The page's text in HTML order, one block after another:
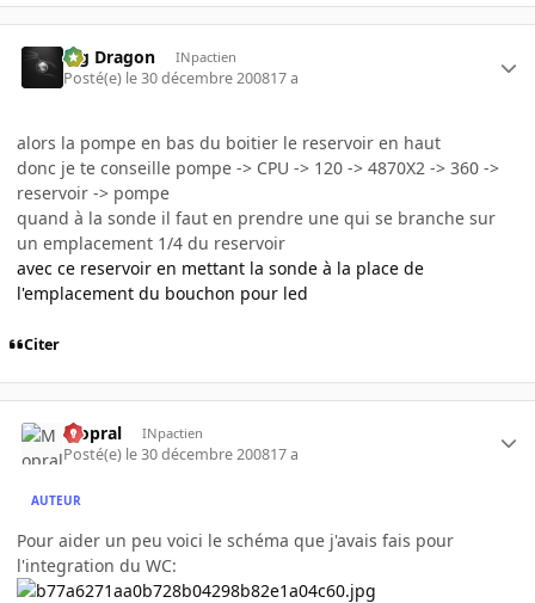
Big Dragon INpactien
Posté(e) le 30 décembre 200817 a
alors la pompe en bas du boitier le reservoir en haut
donc je te conseille pompe -> CPU -> 120 -> 4870X2 -> 360 ->
reservoir -> pompe
quand à la sonde il faut en prendre une qui se branche sur
un emplacement 1/4 du reservoir
avec ce reservoir en mettant la sonde à la place de
l'emplacement du bouchon pour led
Citer
Mopral INpactien
Posté(e) le 30 décembre 200817 a
AUTEUR
Pour aider un peu voici le schéma que j'avais fais pour
l'integration du WC: